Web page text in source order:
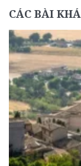
CÁC BÀI